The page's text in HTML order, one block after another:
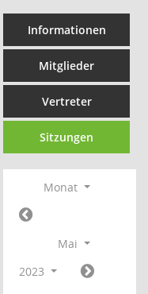
Informationen
Mitglieder
Vertreter
Sitzungen
Monat
Mai
2023